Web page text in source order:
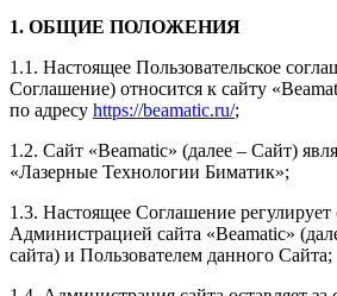
1. ОБЩИЕ ПОЛОЖЕНИЯ
1.1. Настоящее Пользовательское
Соглашение) относится к сайту
по адресу https://beamatic.ru/;
1.2. Сайт «Beamatic» (далее – Сайт)
«Лазерные Технологии Биматик»;
1.3. Настоящее Соглашение
Администрацией сайта «Beamatic»
сайта) и Пользователем данного Сайта;